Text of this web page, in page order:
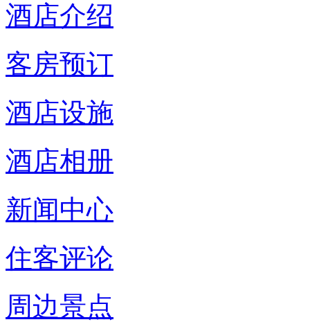
酒店介绍
客房预订
酒店设施
酒店相册
新闻中心
住客评论
周边景点